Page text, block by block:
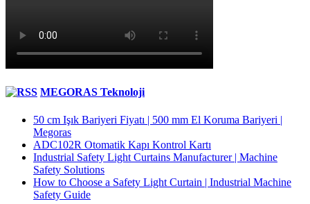
MEGORAS Teknoloji
50 cm Işık Bariyeri Fiyatı | 500 mm El Koruma Bariyeri |
Megoras
ADC102R Otomatik Kapı Kontrol Kartı
Industrial Safety Light Curtains Manufacturer | Machine
Safety Solutions
How to Choose a Safety Light Curtain | Industrial Machine
Safety Guide